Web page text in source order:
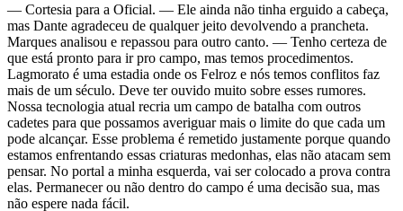
— Cortesia para a Oficial. — Ele ainda não tinha erguido a cabeça,
mas Dante agradeceu de qualquer jeito devolvendo a prancheta.
Marques analisou e repassou para outro canto. — Tenho certeza de
que está pronto para ir pro campo, mas temos procedimentos.
Lagmorato é uma estadia onde os Felroz e nós temos conflitos faz
mais de um século. Deve ter ouvido muito sobre esses rumores.
Nossa tecnologia atual recria um campo de batalha com outros
cadetes para que possamos averiguar mais o limite do que cada um
pode alcançar. Esse problema é remetido justamente porque quando
estamos enfrentando essas criaturas medonhas, elas não atacam sem
pensar. No portal a minha esquerda, vai ser colocado a prova contra
elas. Permanecer ou não dentro do campo é uma decisão sua, mas
não espere nada fácil.